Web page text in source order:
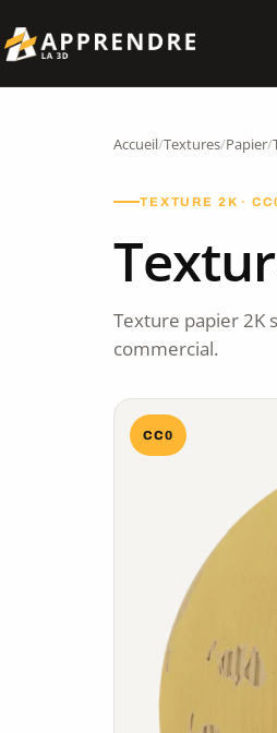
Accueil/Textures/Papier/
TEXTURE 2K ·
Texture papier 2K
commercial.
CC0